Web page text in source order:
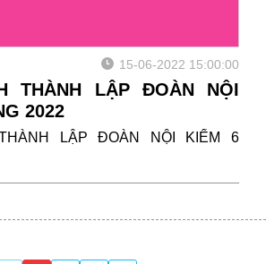
15-06-2022 15:00:00
THÀNH LẬP ĐOÀN NỘI
2022
LẬP ĐOÀN NỘI KIỂM 6